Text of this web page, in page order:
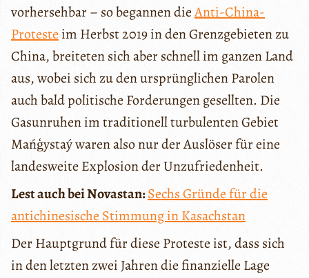
vorhersehbar – so begannen dieAnti-China-
Protesteim Herbst 2019 in den Grenzgebieten zu
China, breiteten sich aber schnell im ganzen Land
aus, wobei sich zu den ursprünglichen Parolen
auch bald politische Forderungen gesellten. Die
Gasunruhen im traditionell turbulenten Gebiet
Mańģystaý waren also nur der Auslöser für eine
landesweite Explosion der Unzufriedenheit.
Lest auch bei Novastan:Sechs Gründe für die
antichinesische Stimmung in Kasachstan
Der Hauptgrund für diese Proteste ist, dass sich
in den letzten zwei Jahren die finanzielle Lage